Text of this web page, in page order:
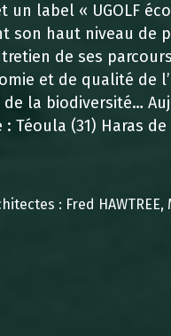
un label « UGOLF
son haut niveau de
de ses
et de qualité de
la biodiversité…
Téoula (31) Haras de
: Fred HAWTREE,